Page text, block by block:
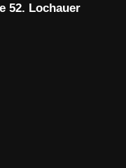
52. Lochauer